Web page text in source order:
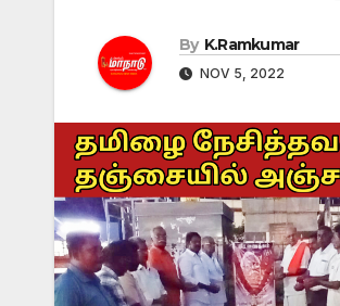
By K.Ramkumar
NOV 5, 2022